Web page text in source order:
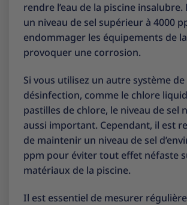
rendre l’eau de la piscine insalubre.
un niveau de sel supérieur à 4000
endommager les équipements de
provoquer une corrosion.
Si vous utilisez un autre système de
désinfection, comme le chlore
pastilles de chlore, le niveau de sel
aussi important. Cependant, il est
de maintenir un niveau de sel
ppm pour éviter tout effet néfaste
matériaux de la piscine.
Il est essentiel de mesurer